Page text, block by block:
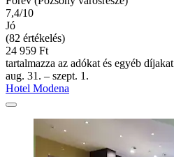
7,4/10
Jó
(82 értékelés)
24 959 Ft
tartalmazza az adókat és egyéb díjakat
aug. 31. – szept. 1.
Hotel Modena